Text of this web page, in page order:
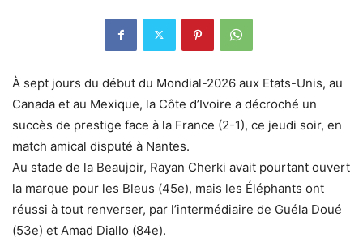
À sept jours du début du Mondial-2026 aux Etats-Unis, au
Canada et au Mexique, la Côte d’Ivoire a décroché un
succès de prestige face à la France (2-1), ce jeudi soir, en
match amical disputé à Nantes.
Au stade de la Beaujoir, Rayan Cherki avait pourtant ouvert
la marque pour les Bleus (45e), mais les Éléphants ont
réussi à tout renverser, par l’intermédiaire de Guéla Doué
(53e) et Amad Diallo (84e).